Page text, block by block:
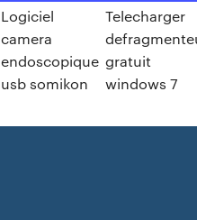
Logiciel
camera
endoscopique
usb somikon
Telecharger
gratuit
windows 7